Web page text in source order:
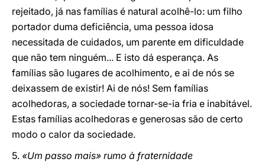
rejeitado, já nas famílias é natural acolhê-lo: um filho
portador duma deficiência, uma pessoa idosa
necessitada de cuidados, um parente em dificuldade
que não tem ninguém... E isto dá esperança. As
famílias são lugares de acolhimento, e ai de nós se
deixassem de existir! Ai de nós! Sem famílias
acolhedoras, a sociedade tornar-se-ia fria e inabitável.
Estas famílias acolhedoras e generosas são de certo
modo o calor da sociedade.
5. «Um passo mais» rumo à fraternidade